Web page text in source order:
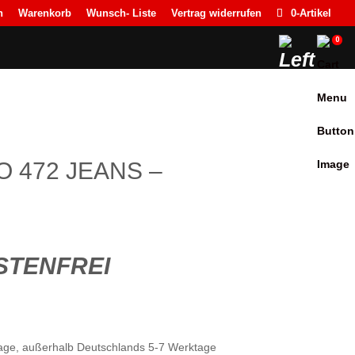
Warenkorb Wunsch- Liste Vertrag widerrufen 0-Artikel
472 JEANS –
außerhalb Deutschlands 5-7 Werktage
0